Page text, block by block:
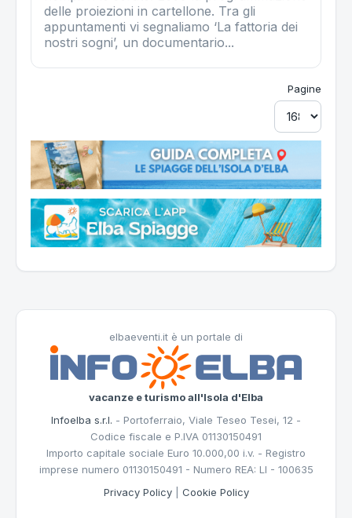
delle proiezioni in cartellone. Tra gli
appuntamenti vi segnaliamo ‘La fattoria dei
nostri sogni’, un documentario...
Pagine
elbaeventi.it è un portale di
vacanze e turismo all'Isola d'Elba
Infoelba s.r.l. - Portoferraio, Viale Teseo Tesei, 12 -
Codice fiscale e P.IVA 01130150491
Importo capitale sociale Euro 10.000,00 i.v. - Registro
imprese numero 01130150491 - Numero REA: LI - 100635
Privacy Policy| Cookie Policy